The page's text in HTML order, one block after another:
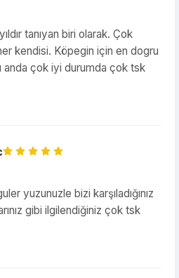
tanıyan biri olarak. Çok
kendisi. Köpegin için en dogru
anda çok iyi durumda çok tsk
yuzunuzle bizi karşıladığınız
gibi ilgilendiğiniz çok tsk